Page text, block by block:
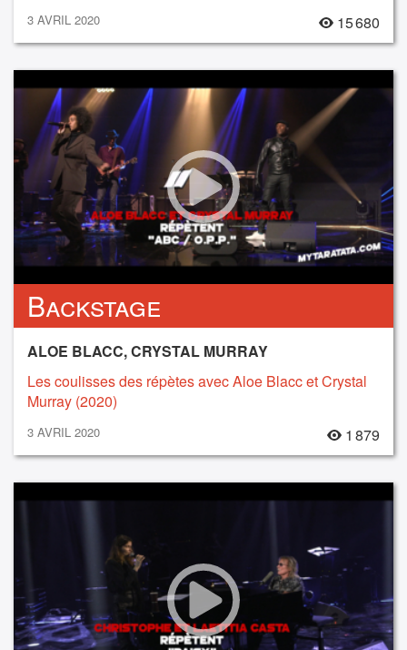
3 AVRIL 2020 15 680
Backstage
ALOE BLACC, CRYSTAL MURRAY
Les coulisses des répètes avec Aloe Blacc et Crystal
Murray (2020)
3 AVRIL 2020 1 879